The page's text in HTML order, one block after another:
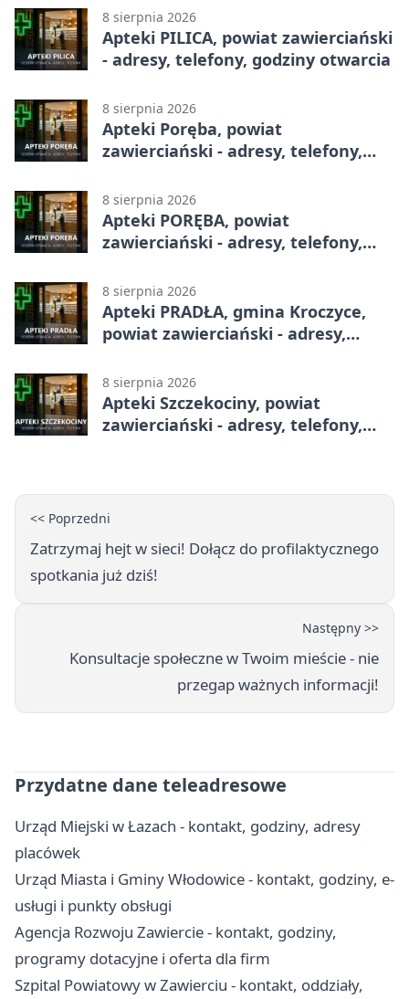
8 sierpnia 2026
Apteki PILICA, powiat zawierciański
- adresy, telefony, godziny otwarcia
8 sierpnia 2026
Apteki Poręba, powiat
zawierciański - adresy, telefony,
8 sierpnia 2026
Apteki PORĘBA, powiat
zawierciański - adresy, telefony,
8 sierpnia 2026
Apteki PRADŁA, gmina Kroczyce,
powiat zawierciański - adresy,
8 sierpnia 2026
Apteki Szczekociny, powiat
zawierciański - adresy, telefony,
<< Poprzedni
Zatrzymaj hejt w sieci! Dołącz do profilaktycznego
spotkania już dziś!
Następny >>
Konsultacje społeczne w Twoim mieście - nie
przegap ważnych informacji!
Przydatne dane teleadresowe
Urząd Miejski w Łazach - kontakt, godziny, adresy
placówek
Urząd Miasta i Gminy Włodowice - kontakt, godziny, e-
usługi i punkty obsługi
Agencja Rozwoju Zawiercie - kontakt, godziny,
programy dotacyjne i oferta dla firm
Szpital Powiatowy w Zawierciu - kontakt, oddziały,